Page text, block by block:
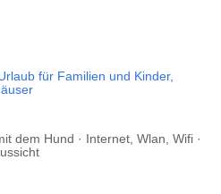
für Familien und Kinder,
dem Hund · Internet, Wlan, Wifi ·